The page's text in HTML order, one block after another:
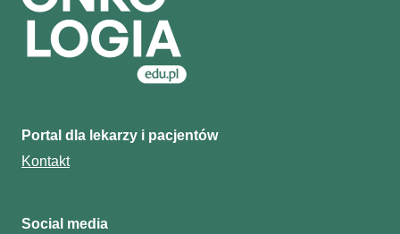
Portal dla lekarzy i pacjentów
Kontakt
Social media